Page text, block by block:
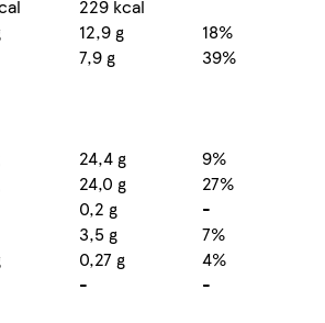
229 kcal
12,9 g
18%
7,9 g 39%
24,4 g
9%
24,0 g
27%
0,2 g
-
3,5 g
7%
0,27 g
4%
- -